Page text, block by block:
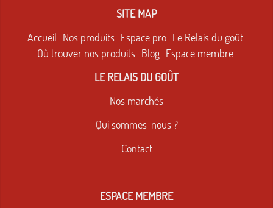
SITE MAP
Accueil Nos produits Espace pro Le Relais du goût
Où trouver nos produits Blog Espace membre
LE RELAIS DU GOÛT
Nos marchés
Qui sommes-nous ?
Contact
ESPACE MEMBRE